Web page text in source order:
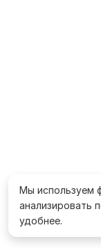
Мы используем
анализировать
удобнее.